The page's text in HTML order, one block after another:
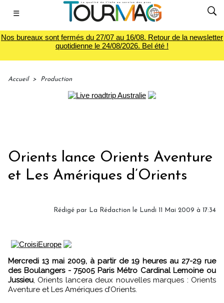
☰
Nos bureaux sont fermés du 27/07 au 16/08. Retour de la newsletter
quotidienne le 24/08/2026. Bel été !
Accueil > Production
Orients lance Orients Aventure
et Les Amériques d’Orients
Rédigé par La Rédaction le Lundi 11 Mai 2009 à 17:34
Mercredi 13 mai 2009, à partir de 19 heures au 27-29 rue
des Boulangers - 75005 Paris Métro Cardinal Lemoine ou
Jussieu, Orients lancera deux nouvelles marques : Orients
Aventure et Les Amériques d’Orients.